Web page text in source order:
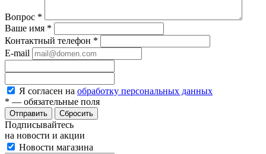
Вопрос *
Ваше имя *
Контактный телефон *
E-mail
Я согласен на обработку персональных данных
* — обязательные поля
Сбросить
Подписывайтесь
на новости и акции
Новости магазина